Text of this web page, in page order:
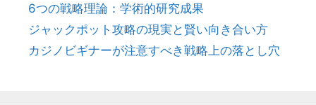
6つの戦略理論：学術的研究成果
ジャックポット攻略の現実と賢い向き合い方
カジノビギナーが注意すべき戦略上の落とし穴